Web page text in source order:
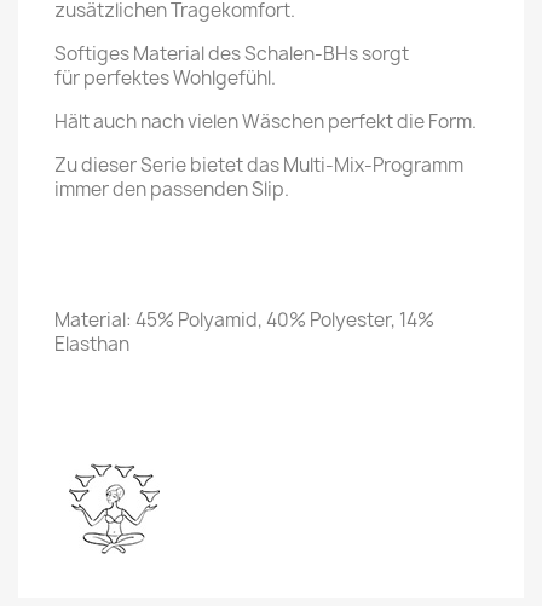
zusätzlichen Tragekomfort.
Softiges Material des Schalen-BHs sorgt
für perfektes Wohlgefühl.
Hält auch nach vielen Wäschen perfekt die Form.
Zu dieser Serie bietet das Multi-Mix-Programm
immer den passenden Slip.
Material: 45% Polyamid, 40% Polyester, 14%
Elasthan